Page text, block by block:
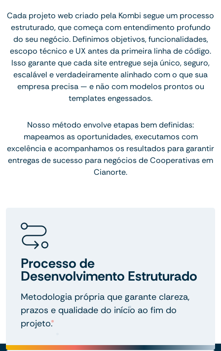
Cada projeto web criado pela Kombi segue um processo
estruturado, que começa com entendimento profundo
do seu negócio. Definimos objetivos, funcionalidades,
escopo técnico e UX antes da primeira linha de código.
Isso garante que cada site entregue seja único, seguro,
escalável e verdadeiramente alinhado com o que sua
empresa precisa — e não com modelos prontos ou
templates engessados.
Nosso método envolve etapas bem definidas:
mapeamos as oportunidades, executamos com
excelência e acompanhamos os resultados para garantir
entregas de sucesso para negócios de Cooperativas em
Cianorte.
Processo de
Desenvolvimento Estruturado
Metodologia própria que garante clareza,
prazos e qualidade do início ao fim do
projeto.